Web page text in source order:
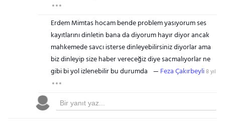
Erdem Mimtas hocam bende problem yasıyorum ses
kayıtlarını dinletin bana da diyorum hayır diyor ancak
mahkemede savcı isterse dinleyebilirsiniz diyorlar ama
biz dinleyip size haber vereceğiz diye sacmalıyorlar ne
gibi bi yol izlenebilir bu durumda
Feza Çakırbeyli8 yıl